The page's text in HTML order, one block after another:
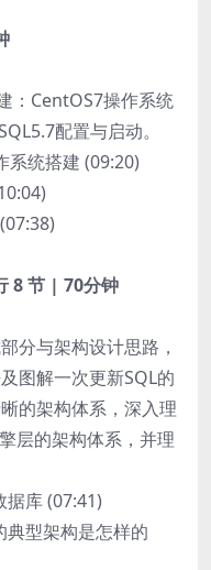
：CentOS7操作系统
配置与启动。
系统搭建 (09:20)
8 节 | 70分钟
分与架构设计思路，
图解一次更新SQL的
的架构体系，深入理
层的架构体系，并理
据库 (07:41)
典型架构是怎样的